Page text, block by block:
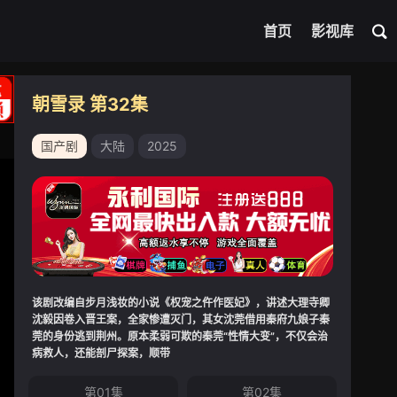
首页 影视库
朝雪录 第32集
国产剧 大陆 2025
该剧改编自步月浅妆的小说《权宠之仵作医妃》，讲述大理寺卿
沈毅因卷入晋王案，全家惨遭灭门，其女沈莞借用秦府九娘子秦
莞的身份逃到荆州。原本柔弱可欺的秦莞“性情大变”，不仅会治
病救人，还能剖尸探案，顺带
第01集 第02集